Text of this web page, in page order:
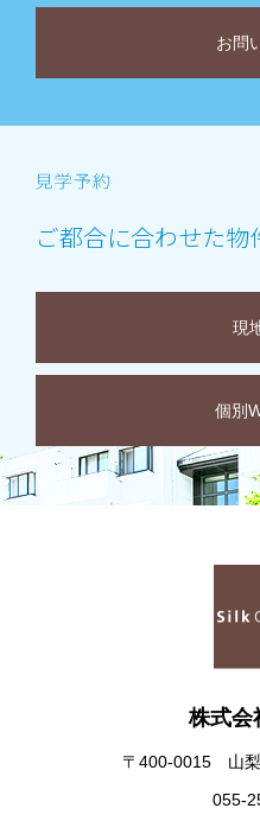
お問
ご都合に合わせた
現
個別
株式会
〒400-0015 山梨
055-